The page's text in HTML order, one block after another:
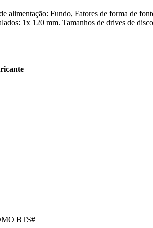
Fundo, Fatores de forma de
1x 120 mm. Tamanhos de drives de
BTS#